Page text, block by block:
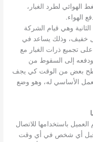
الهوائي لطرد الغبار،
الهواء.
وهي قيام الشركة
خفيف، وذلك يساعد في
تجميع ذرات الغبار مع
ودفعه إلى السقوط من
بعض من الوقت كي يجف
الأساسي له، وهو وضع
باستخدامها للاتصال
قبل أي شخص في أي وقت